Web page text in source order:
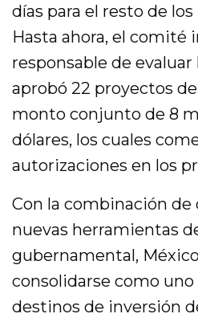
días para el resto de
Hasta ahora, el comité
responsable de
aprobó 22 proyectos
monto conjunto de 8
dólares, los cuales
autorizaciones en los
Con la combinación
nuevas herramientas
gubernamental,
consolidarse como
destinos de inversión